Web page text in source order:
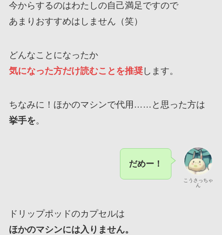
今からするのはわたしの自己満足ですので
あまりおすすめはしません（笑）
どんなことになったか
気になった方だけ読むことを推奨します。
ちなみに！ほかのマシンで代用……と思った方は
挙手を。
こうさっちゃ
ん
だめー！
ドリップポッドのカプセルは
ほかのマシンには入りません。